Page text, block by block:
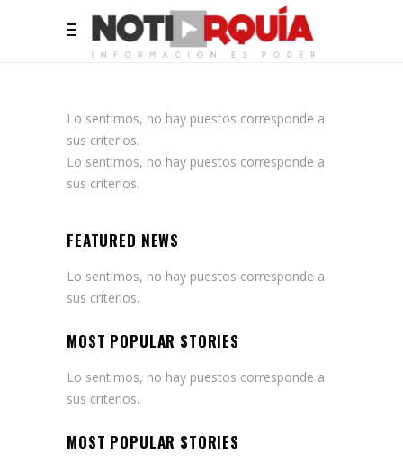
Lo sentimos, no hay puestos corresponde a
sus criterios.
Lo sentimos, no hay puestos corresponde a
sus criterios.
FEATURED NEWS
Lo sentimos, no hay puestos corresponde a
sus criterios.
MOST POPULAR STORIES
Lo sentimos, no hay puestos corresponde a
sus criterios.
MOST POPULAR STORIES